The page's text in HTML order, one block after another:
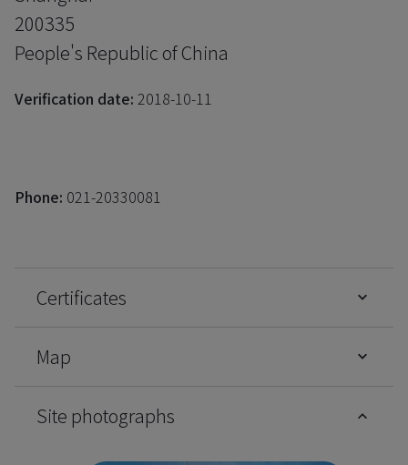
200335
People's Republic of China
Verification date: 2018-10-11
Phone: 021-20330081
Certificates
Map
Site photographs